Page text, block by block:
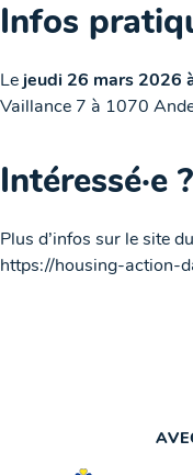
Infos
Le jeudi 26 mars 2026
Vaillance 7 à 1070
Intéressé·e ?
Plus d’infos sur le site
https://housing-action-